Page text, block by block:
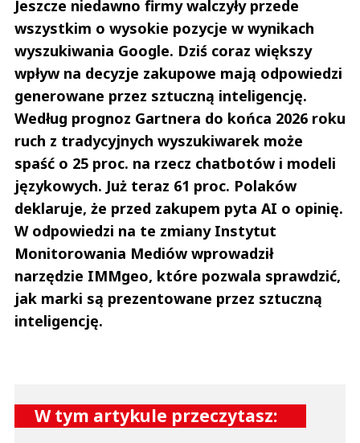
Jeszcze niedawno firmy walczyły przede
wszystkim o wysokie pozycje w wynikach
wyszukiwania Google. Dziś coraz większy
wpływ na decyzje zakupowe mają odpowiedzi
generowane przez sztuczną inteligencję.
Według prognoz Gartnera do końca 2026 roku
ruch z tradycyjnych wyszukiwarek może
spaść o 25 proc. na rzecz chatbotów i modeli
językowych. Już teraz 61 proc. Polaków
deklaruje, że przed zakupem pyta AI o opinię.
W odpowiedzi na te zmiany Instytut
Monitorowania Mediów wprowadził
narzędzie IMMgeo, które pozwala sprawdzić,
jak marki są prezentowane przez sztuczną
inteligencję.
W tym artykule przeczytasz: